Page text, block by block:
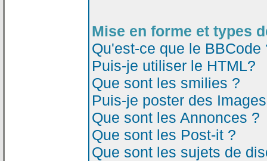
Mise en forme et types
Qu'est-ce que le BBCode
Puis-je utiliser le HTML?
Que sont les smilies ?
Puis-je poster des
Que sont les Annonces ?
Que sont les Post-it ?
Que sont les sujets de